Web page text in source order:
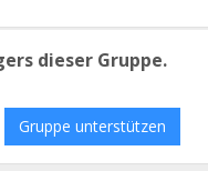
dieser Gruppe.
Gruppe unterstützen